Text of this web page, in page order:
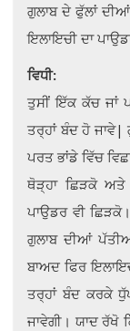
ਗੁਲਾਬ ਦੇ ਫੁੱਲਾਂ
ਇਲਾਇਚੀ ਦਾ
ਵਿਧੀ:
ਤੁਸੀਂ ਇੱਕ ਕੱਚ ਜਾਂ
ਤਰ੍ਹਾਂ ਬੰਦ ਹੋ ਜਾਵੇ|
ਪਰਤ ਭਾਂਡੇ ਵਿੱਚ
ਥੋੜ੍ਹਾ ਛਿੜਕੋ ਅਤੇ
ਪਾਉਡਰ ਵੀ
ਗੁਲਾਬ ਦੀਆਂ
ਬਾਅਦ ਫਿਰ
ਤਰ੍ਹਾਂ ਬੰਦ ਕਰਕੇ
ਜਾਵੇਗੀ। ਯਾਦ ਰੱਖੋ